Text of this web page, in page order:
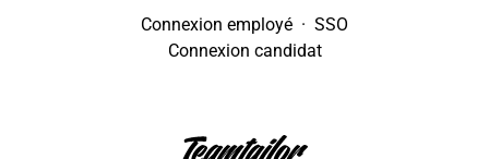
Connexion employé · SSO
Connexion candidat